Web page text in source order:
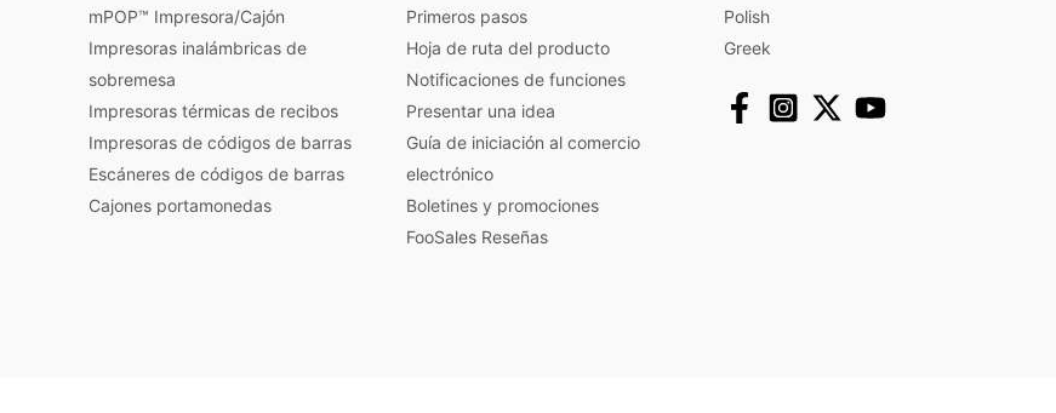
mPOP™ Impresora/Cajón
Impresoras inalámbricas de
sobremesa
Impresoras térmicas de recibos
Impresoras de códigos de barras
Escáneres de códigos de barras
Cajones portamonedas
Primeros pasos
Hoja de ruta del producto
Notificaciones de funciones
Presentar una idea
Guía de iniciación al comercio
electrónico
Boletines y promociones
FooSales Reseñas
Polish
Greek